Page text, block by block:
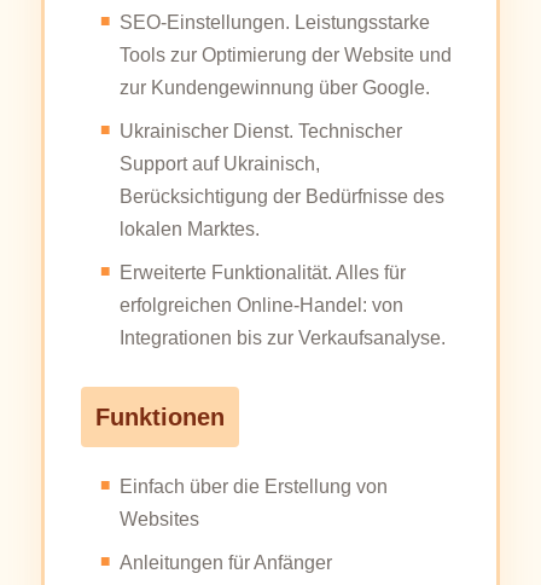
SEO-Einstellungen. Leistungsstarke
Tools zur Optimierung der Website und
zur Kundengewinnung über Google.
Ukrainischer Dienst. Technischer
Support auf Ukrainisch,
Berücksichtigung der Bedürfnisse des
lokalen Marktes.
Erweiterte Funktionalität. Alles für
erfolgreichen Online-Handel: von
Integrationen bis zur Verkaufsanalyse.
Funktionen
Einfach über die Erstellung von
Websites
Anleitungen für Anfänger